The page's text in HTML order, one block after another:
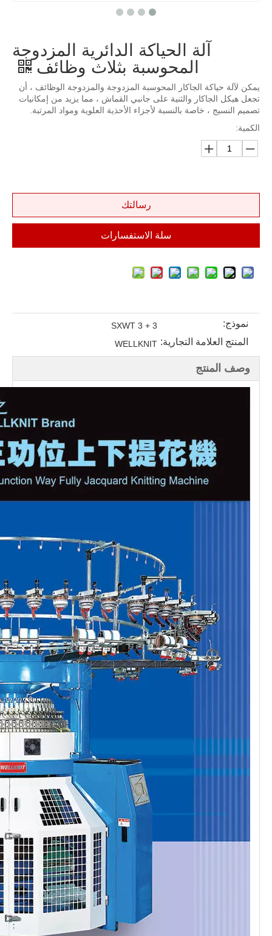
آلة الحياكة الدائرية المزدوجة
المحوسبة بثلاث وظائف
يمكن لآلة حياكة الجاكار المحوسبة المزدوجة والمزدوجة الوظائف ، أن
تجعل هيكل الجاكار والثنية على جانبي القماش ، مما يزيد من إمكانيات
تصميم النسيج ، خاصة بالنسبة لأجزاء الأحذية العلوية ومواد المرتبة.
الكمية:
رسالتك
سلة الاستفسارات
نموذج: SXWT 3 + 3
المنتج العلامة التجارية: WELLKNIT
وصف المنتج